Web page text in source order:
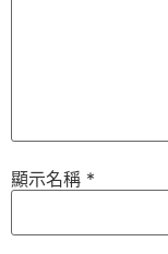
顯示名稱 *